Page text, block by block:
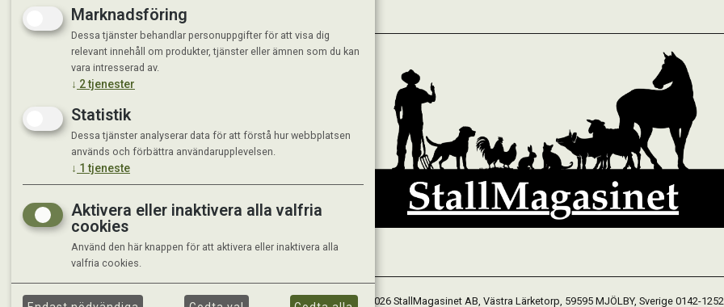
© 2026 StallMagasinet AB, Västra Lärketorp, 59595 MJÖLBY, Sverige 0142-
Marknadsföring
Dessa tjänster behandlar personuppgifter för att visa dig
relevant innehåll om produkter, tjänster eller ämnen som du kan
vara intresserad av.
↓ 2tjenester
Statistik
Dessa tjänster analyserar data för att förstå hur webbplatsen
används och förbättra användarupplevelsen.
↓ 1 tjeneste
Aktivera eller inaktivera alla valfria
cookies
Använd den här knappen för att aktivera eller inaktivera alla
valfria cookies.